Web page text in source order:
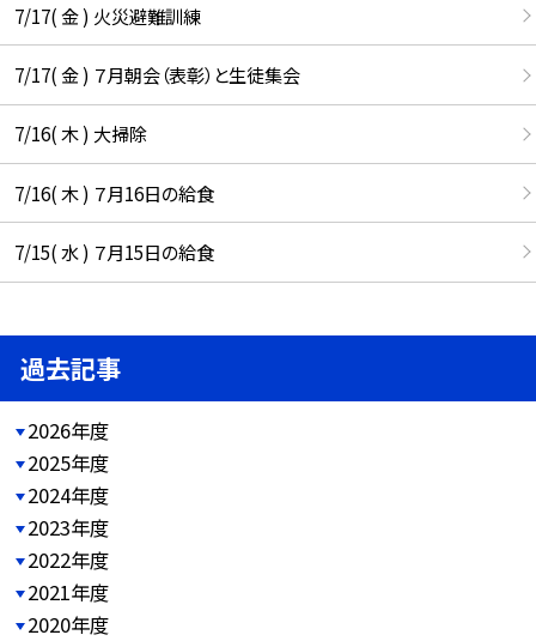
7/17( 金 ) 火災避難訓練
7/17( 金 ) ７月朝会（表彰）と生徒集会
7/16( 木 ) 大掃除
7/16( 木 ) ７月16日の給食
7/15( 水 ) ７月15日の給食
過去記事
2026年度
2025年度
2024年度
2023年度
2022年度
2021年度
2020年度